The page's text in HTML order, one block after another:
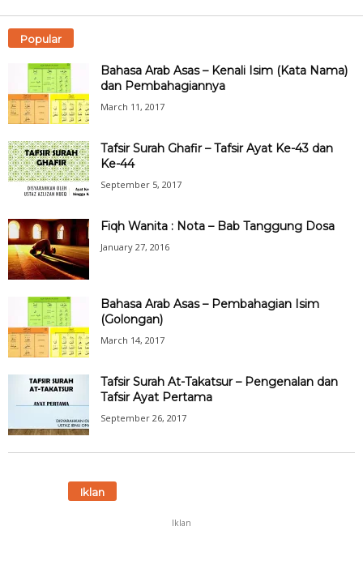
Popular
Bahasa Arab Asas – Kenali Isim (Kata Nama)
dan Pembahagiannya
March 11, 2017
Tafsir Surah Ghafir – Tafsir Ayat Ke-43 dan
Ke-44
September 5, 2017
Fiqh Wanita : Nota – Bab Tanggung Dosa
January 27, 2016
Bahasa Arab Asas – Pembahagian Isim
(Golongan)
March 14, 2017
Tafsir Surah At-Takatsur – Pengenalan dan
Tafsir Ayat Pertama
September 26, 2017
Iklan
Iklan